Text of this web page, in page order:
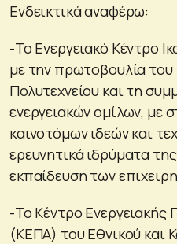
Ενδεικτικά αναφέρω:
-Το Ενεργειακό Κέντρο
με την πρωτοβουλία
Πολυτεχνείου και τη
ενεργειακών ομίλων, με
καινοτόμων ιδεών και
ερευνητικά ιδρύματα
εκπαίδευση των
-Το Κέντρο Ενεργειακής
(ΚΕΠΑ) του Εθνικού και